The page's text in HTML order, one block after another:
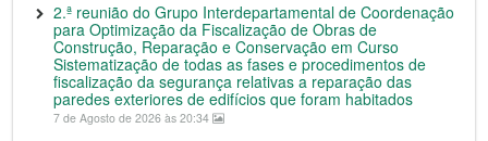
2.ª reunião do Grupo Interdepartamental de Coordenação
para Optimização da Fiscalização de Obras de
Construção, Reparação e Conservação em Curso
Sistematização de todas as fases e procedimentos de
fiscalização da segurança relativas a reparação das
paredes exteriores de edifícios que foram habitados
7 de Agosto de 2026 às 20:34